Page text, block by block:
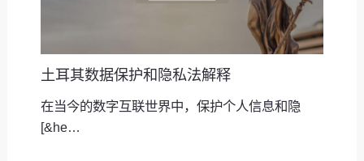
土耳其数据保护和隐私法解释
在当今的数字互联世界中，保护个人信息和隐
[&he…